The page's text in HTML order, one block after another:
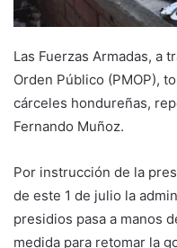
Las Fuerzas Armadas, a
Orden Público (PMOP),
cárceles hondureñas,
Fernando Muñoz.
Por instrucción de la
de este 1 de julio la
presidios pasa a manos
medida para retomar la